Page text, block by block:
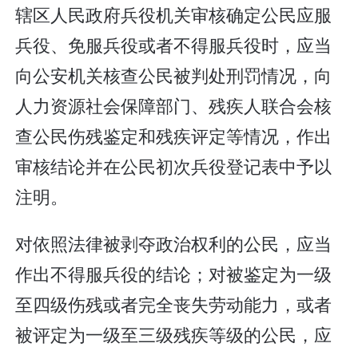
辖区人民政府兵役机关审核确定公民应服
兵役、免服兵役或者不得服兵役时，应当
向公安机关核查公民被判处刑罚情况，向
人力资源社会保障部门、残疾人联合会核
查公民伤残鉴定和残疾评定等情况，作出
审核结论并在公民初次兵役登记表中予以
注明。
对依照法律被剥夺政治权利的公民，应当
作出不得服兵役的结论；对被鉴定为一级
至四级伤残或者完全丧失劳动能力，或者
被评定为一级至三级残疾等级的公民，应